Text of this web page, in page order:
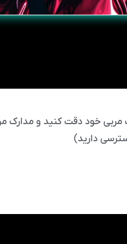
خود دقت کنید و مدارک
دارید)